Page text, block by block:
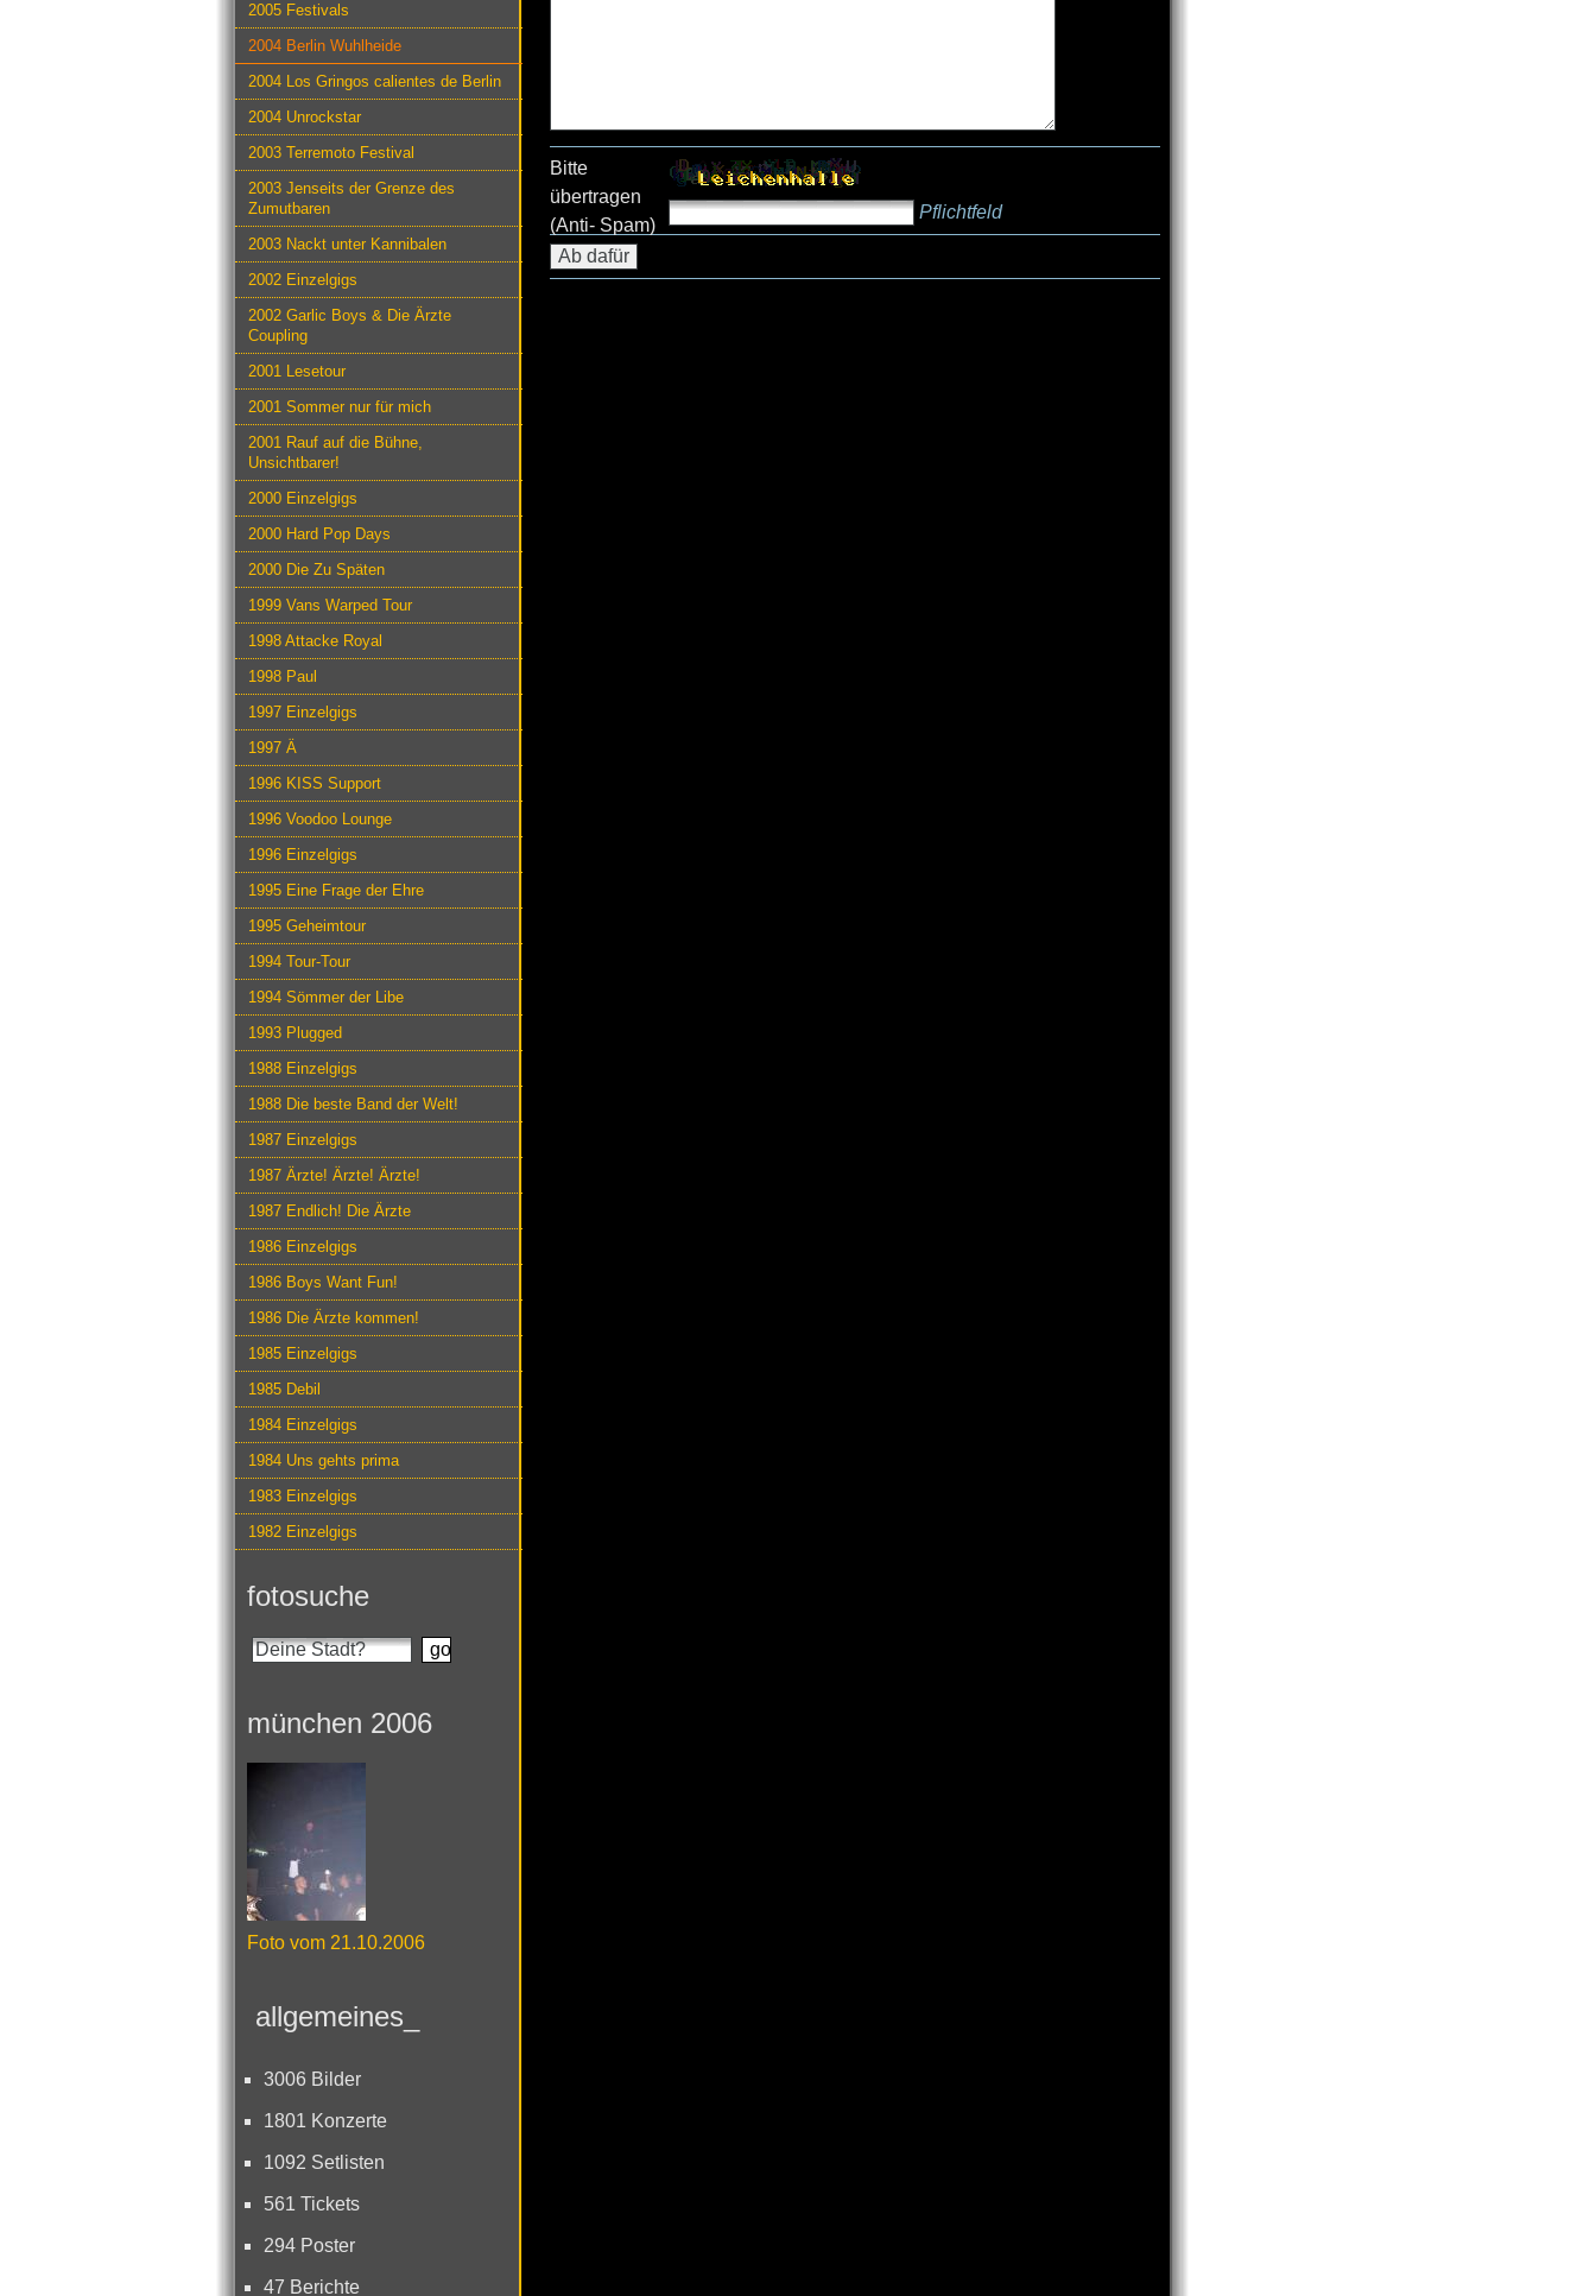
2005 Festivals
2004 Berlin Wuhlheide
2004 Los Gringos calientes de Berlin
2004 Unrockstar
2003 Terremoto Festival
2003 Jenseits der Grenze des
Zumutbaren
2003 Nackt unter Kannibalen
2002 Einzelgigs
2002 Garlic Boys & Die Ärzte
Coupling
2001 Lesetour
2001 Sommer nur für mich
2001 Rauf auf die Bühne,
Unsichtbarer!
2000 Einzelgigs
2000 Hard Pop Days
2000 Die Zu Späten
1999 Vans Warped Tour
1998 Attacke Royal
1998 Paul
1997 Einzelgigs
1997 Ä
1996 KISS Support
1996 Voodoo Lounge
1996 Einzelgigs
1995 Eine Frage der Ehre
1995 Geheimtour
1994 Tour-Tour
1994 Sömmer der Libe
1993 Plugged
1988 Einzelgigs
1988 Die beste Band der Welt!
1987 Einzelgigs
1987 Ärzte! Ärzte! Ärzte!
1987 Endlich! Die Ärzte
1986 Einzelgigs
1986 Boys Want Fun!
1986 Die Ärzte kommen!
1985 Einzelgigs
1985 Debil
1984 Einzelgigs
1984 Uns gehts prima
1983 Einzelgigs
1982 Einzelgigs
fotosuche
münchen 2006
Foto vom 21.10.2006
allgemeines_
3006 Bilder
1801 Konzerte
1092 Setlisten
561 Tickets
294 Poster
47 Berichte
Bitte
übertragen
(Anti- Spam)
Pflichtfeld